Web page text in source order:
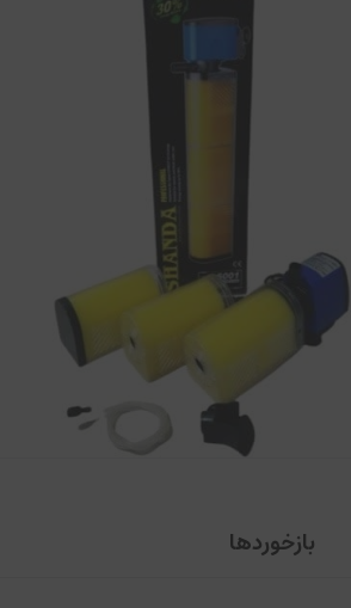
بازخوردها